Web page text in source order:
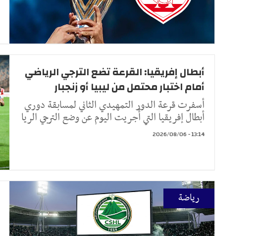
أبطال إفريقيا: القرعة تضع الترجي الرياضي
أمام اختبار محتمل من ليبيا أو زنجبار
أسفرت قرعة الدور التمهيدي الثاني لمسابقة دوري
أبطال إفريقيا التي أُجريت اليوم عن وضع الترجي الريا
13:14 - 2026/08/06
رياضة